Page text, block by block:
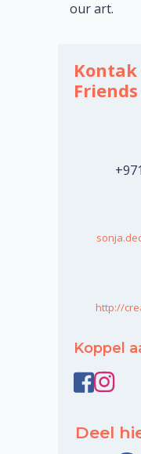
our art.
http://
Koppel
Deel